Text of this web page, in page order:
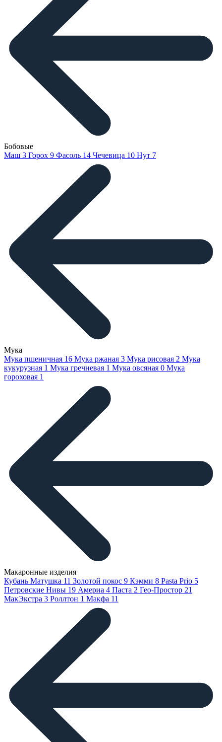
Бобовые
Маш 3 Горох 9 Фасоль 14 Чечевица 10 Нут 7
Мука
Мука пшеничная 16 Мука ржаная 3 Мука рисовая 2 Мука
кукурузная 1 Мука гречневая 1 Мука овсяная 0 Мука
гороховая 1
Макаронные изделия
Кубань Матушка 11 Золотой покос 9 Кэмми 8 Pasta Prio 5
Петровские Нивы 19 Америа 4 Паста 2 Гео-Простор 21
МакЭкстра 3 Роллтон 1 Макфа 11